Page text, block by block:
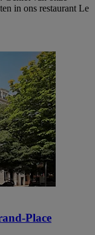
in ons restaurant Le
Place